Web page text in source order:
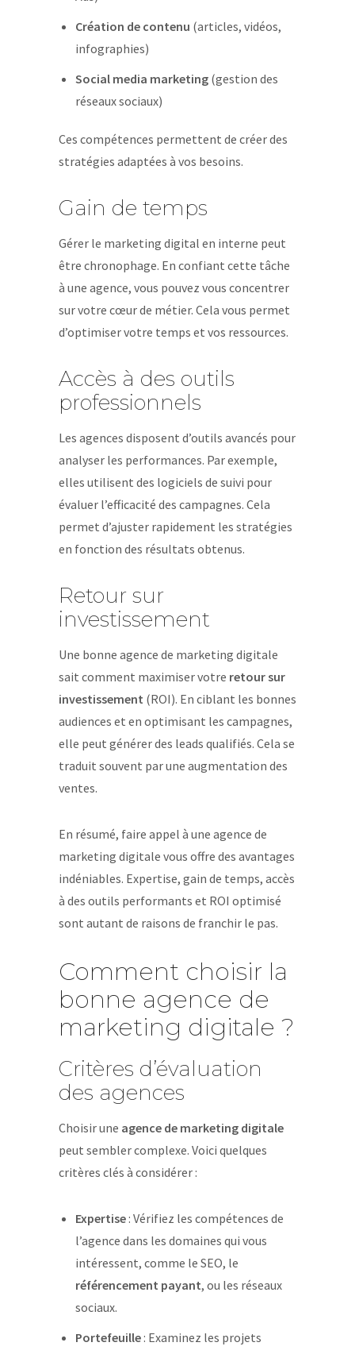
Création de contenu (articles, vidéos,
infographies)
Social media marketing(gestion des
réseaux sociaux)
Ces compétences permettent de créer des
stratégies adaptées à vos besoins.
Gain de temps
Gérer le marketing digital en interne peut
être chronophage. En confiant cette tâche
à une agence, vous pouvez vous concentrer
sur votre cœur de métier. Cela vous permet
d’optimiser votre temps et vos ressources.
Accès à des outils
professionnels
Les agences disposent d’outils avancés pour
analyser les performances. Par exemple,
elles utilisent des logiciels de suivi pour
évaluer l’efficacité des campagnes. Cela
permet d’ajuster rapidement les stratégies
en fonction des résultats obtenus.
Retour sur
investissement
Une bonne agence de marketing digitale
sait comment maximiser votre retour sur
investissement (ROI). En ciblant les bonnes
audiences et en optimisant les campagnes,
elle peut générer des leads qualifiés. Cela se
traduit souvent par une augmentation des
ventes.
En résumé, faire appel à une agence de
marketing digitale vous offre des avantages
indéniables. Expertise, gain de temps, accès
à des outils performants et ROI optimisé
sont autant de raisons de franchir le pas.
Comment choisir la
bonne agence de
marketing digitale ?
Critères d’évaluation
des agences
Choisir une agence de marketing digitale
peut sembler complexe. Voici quelques
critères clés à considérer :
Expertise: Vérifiez les compétences de
l’agence dans les domaines qui vous
intéressent, comme le SEO, le
référencement payant, ou les réseaux
sociaux.
Portefeuille: Examinez les projets